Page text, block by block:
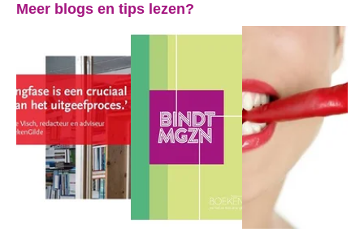
Meer blogs en tips lezen?